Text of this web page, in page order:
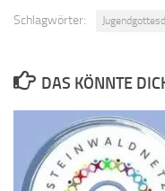
Schlagwörter:
DAS KÖNNTE